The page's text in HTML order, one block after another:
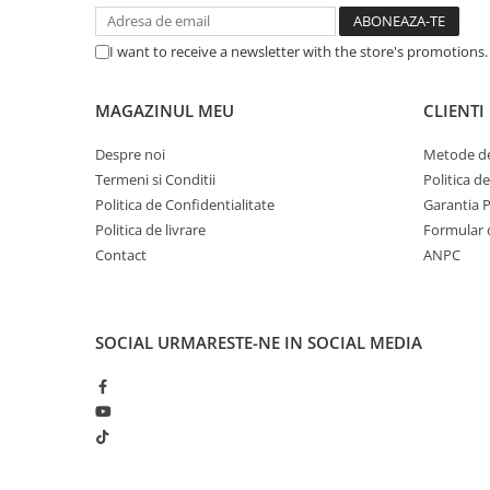
Scannere Documente
TV, Audio-Video & Multimedia
Monitoare Gaming & Consumer
Accesorii Căști & Microfoane
Cabluri & Adaptoare Audio-Video
Suporturi - altele
Boxe PC & Soundbar
Boxe Wireless & Portabile
Camere Foto & Sisteme Optice
I want to receive a newsletter with the store's
MAGAZINUL MEU
Despre noi
Termeni si Conditii
Politica de Confidentialitate
Politica de livrare
Contact
CLIENTI
Metode
Politica
Garantia
Formular
ANPC
SOCIAL URMARESTE-NE IN SOCIAL MEDIA